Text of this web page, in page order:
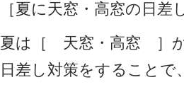
［夏に天窓・高窓の日
夏は［ 天窓・高窓 ］
日差し対策をすることで